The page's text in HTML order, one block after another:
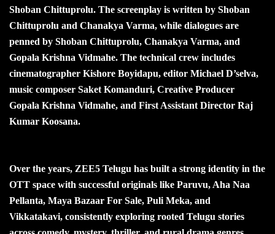
Shoban Chittuprolu. The screenplay is written by Shoban
Chittuprolu and Chanakya Varma, while dialogues are
penned by Shoban Chittuprolu, Chanakya Varma, and
Gopala Krishna Vidmahe. The technical crew includes
cinematographer Kishore Boyidapu, editor Michael D’selva,
music composer Saket Komanduri, Creative Producer
Gopala Krishna Vidmahe, and First Assistant Director Raj
Kumar Koosana.
Over the years, ZEE5 Telugu has built a strong identity in the
OTT space with successful originals like Paruvu, Aha Naa
Pellanta, Maya Bazaar For Sale, Puli Meka, and
Vikkatakavi, consistently exploring rooted Telugu stories